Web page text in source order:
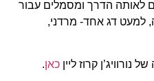
הדרך ומסמלים עבור
דג אחד- מרדני,
קרוז לייןכאן.